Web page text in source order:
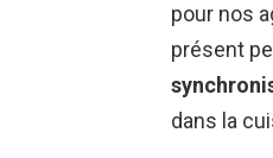
pour nos
présent
dans la